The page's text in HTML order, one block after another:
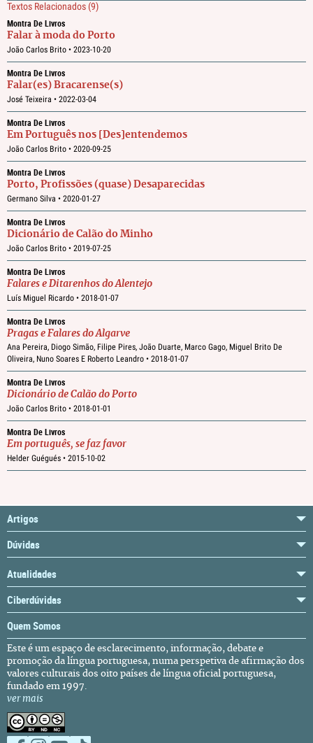
Textos Relacionados (9)
Montra De Livros
Falar à moda do Porto
João Carlos Brito • 2023-10-20
Montra De Livros
Falar(es) Bracarense(s)
José Teixeira • 2022-03-04
Montra De Livros
Em Português nos [Des]entendemos
João Carlos Brito • 2020-09-25
Montra De Livros
Porto, Profissões (quase) Desaparecidas
Germano Silva • 2020-01-27
Montra De Livros
Dicionário de Calão do Minho
João Carlos Brito • 2019-07-25
Montra De Livros
Falares e Ditarenhos do Alentejo
Luís Miguel Ricardo • 2018-01-07
Montra De Livros
Pragas e Falares do Algarve
Ana Pereira, Diogo Simão, Filipe Pires, João Duarte, Marco Gago, Miguel Brito De
Oliveira, Nuno Soares E Roberto Leandro • 2018-01-07
Montra De Livros
Dicionário de Calão do Porto
João Carlos Brito • 2018-01-01
Montra De Livros
Em português, se faz favor
Helder Guégués • 2015-10-02
Artigos
Dúvidas
Atualidades
Ciberdúvidas
Quem Somos
Este é um espaço de esclarecimento, informação, debate e
promoção da língua portuguesa, numa perspetiva de afirmação dos
valores culturais dos oito países de língua oficial portuguesa,
fundado em 1997.
ver mais